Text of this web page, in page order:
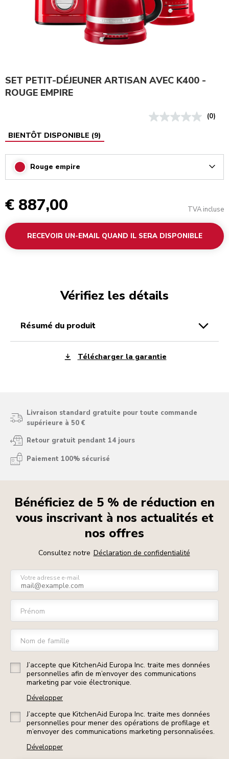
SET PETIT-DÉJEUNER ARTISAN AVEC K400 -
ROUGE EMPIRE
(0)
BIENTÔT DISPONIBLE (9)
Rouge empire
€ 887,00 TVA incluse
RECEVOIR UN-EMAIL QUAND IL SERA DISPONIBLE
Vérifiez les détails
résumé du produit
Télécharger la garantie
Livraison standard gratuite pour toute commande
supérieure à 50 €
Retour gratuit pendant 14 jours
Paiement 100% sécurisé
Bénéficiez de 5 % de réduction en
vous inscrivant à nos actualités et
nos offres
Consultez notre Déclaration de confidentialité
Votre adresse e-mail
Prénom
Nom de famille
J’accepte que KitchenAid Europa Inc. traite mes données
personnelles afin de m’envoyer des communications
marketing par voie électronique.
Développer
J’accepte que KitchenAid Europa Inc. traite mes données
personnelles pour mener des opérations de profilage et
m’envoyer des communications marketing personnalisées.
Développer